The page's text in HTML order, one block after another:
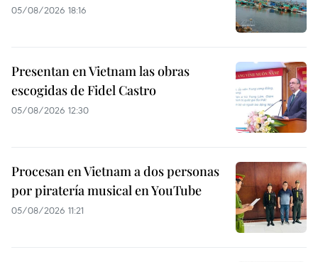
05/08/2026 18:16
Presentan en Vietnam las obras
escogidas de Fidel Castro
05/08/2026 12:30
Procesan en Vietnam a dos personas
por piratería musical en YouTube
05/08/2026 11:21